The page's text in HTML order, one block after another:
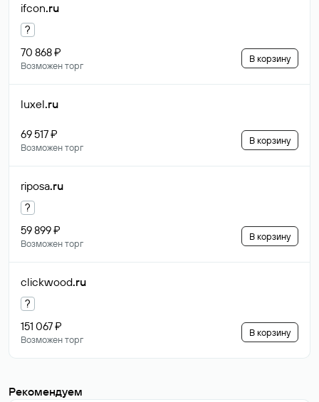
ifcon.ru
?
70 868 ₽
Возможен торг
В корзину
luxel.ru
69 517 ₽
Возможен торг
В корзину
riposa.ru
?
59 899 ₽
Возможен торг
В корзину
clickwood.ru
?
151 067 ₽
Возможен торг
В корзину
Рекомендуем